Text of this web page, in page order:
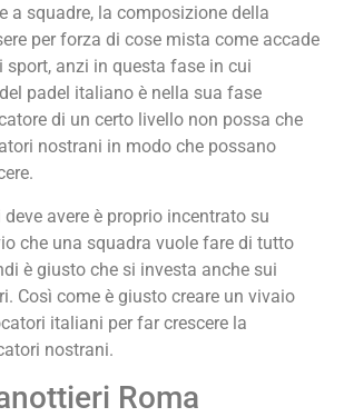
a squadre, la composizione della
per forza di cose mista come accade
anzi in questa fase in cui
padel italiano è nella sua fase
di un certo livello non possa che
nostrani in modo che possano
avere è proprio incentrato su
che una squadra vuole fare di tutto
è giusto che si investa anche sui
Così come è giusto creare un vivaio
italiani per far crescere la
nostrani.
Roma